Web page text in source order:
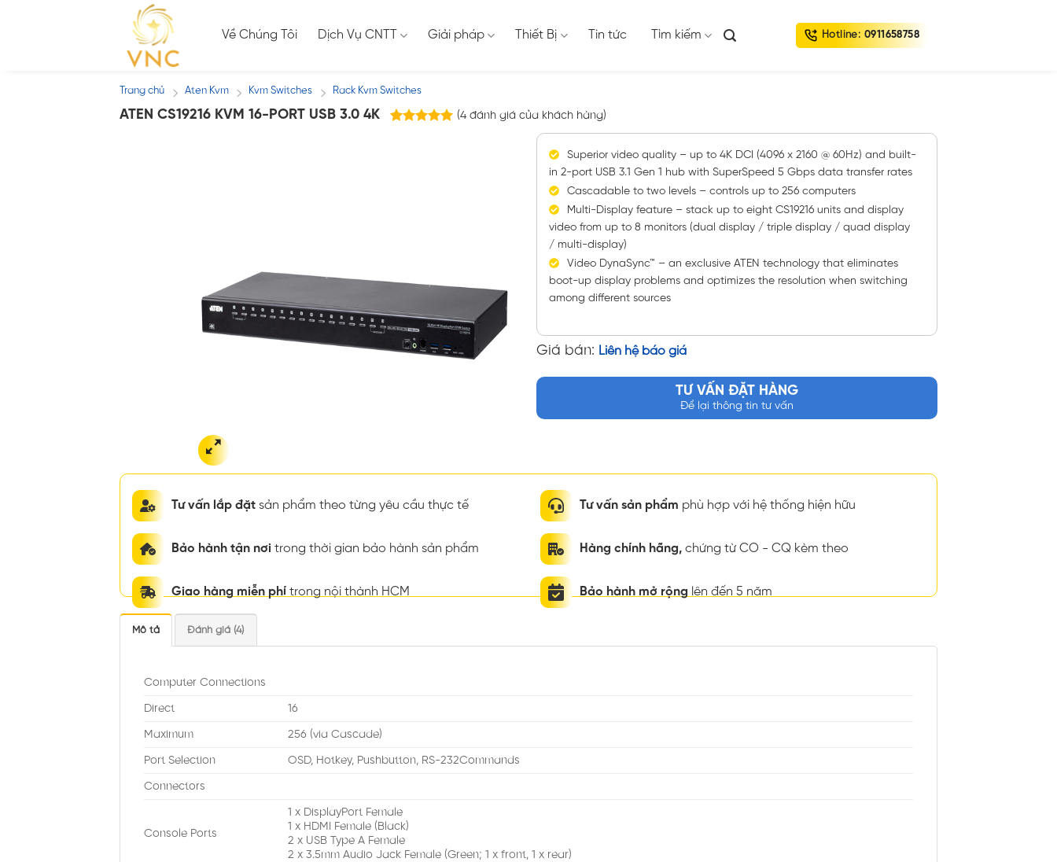
Về Chúng Tôi Dịch Vụ CNTT Giải pháp Thiết Bị Tin tức Tìm kiếm Hotline: 0911658758
Trang chủ / Aten Kvm / Kvm Switches / Rack Kvm Switches
ATEN CS19216 KVM 16-PORT USB 3.0 4K (4đánh giá của khách hàng)
Superior video quality – up to 4K DCI (4096 x 2160 @ 60Hz) and built-
in 2-port USB 3.1 Gen 1 hub with SuperSpeed 5 Gbps data transfer rates
Cascadable to two levels – controls up to 256 computers
Multi-Display feature – stack up to eight CS19216 units and display
video from up to 8 monitors (dual display / triple display / quad display
/ multi-display)
Video DynaSync™ – an exclusive ATEN technology that eliminates
boot-up display problems and optimizes the resolution when switching
among different sources
Giá bán: Liên hệ báo giá
TƯ VẤN ĐẶT HÀNG
Để lại thông tin tư vấn
Tư vấn lắp đặt sản phẩm theo từng yêu cầu thực tế
Bảo hành tận nơi trong thời gian bảo hành sản phẩm
Giao hàng miễn phí trong nội thành HCM
Tư vấn sản phẩm phù hợp với hệ thống hiện hữu
Hàng chính hãng, chứng từ CO - CQ kèm theo
Bảo hành mở rộng lên đến 5 năm
Mô tả Đánh giá (4)
Computer Connections
Direct 16
Maximum 256 (via Cascade)
Port Selection OSD, Hotkey, Pushbutton, RS-232Commands
Connectors
Console Ports
1 x DisplayPort Female
1 x HDMI Female (Black)
2 x USB Type A Female
2 x 3.5mm Audio Jack Female (Green; 1 x front, 1 x rear)